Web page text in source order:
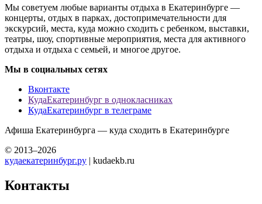
Мы советуем любые варианты отдыха в Екатеринбурге —
концерты, отдых в парках, достопримечательности для
экскурсий, места, куда можно сходить с ребенком, выставки,
театры, шоу, спортивные мероприятия, места для активного
отдыха и отдыха с семьей, и многое другое.
Мы в социальных сетях
Вконтакте
КудаЕкатеринбург в однокласниках
КудаЕкатеринбург в телеграме
Афиша Екатеринбурга — куда сходить в Екатеринбурге
© 2013–2026
кудаекатеринбург.ру | kudaekb.ru
Контакты